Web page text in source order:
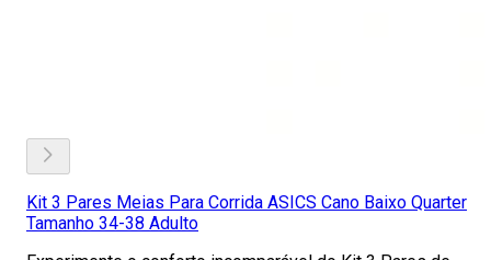
Kit 3 Pares Meias Para Corrida ASICS Cano Baixo Quarter
Tamanho 34-38 Adulto